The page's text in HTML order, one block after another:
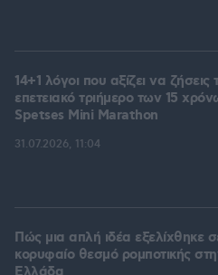
14+1 λόγοι που αξίζει να ζήσεις
επετειακό τριήμερο των 15
Spetses Mini Marathon
31.07.2026, 11:04
Πώς μια απλή ιδέα εξελίχθηκε
κορυφαίο θεσμό ρομποτικής